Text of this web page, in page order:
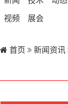
视频
展会
首页 新闻资讯